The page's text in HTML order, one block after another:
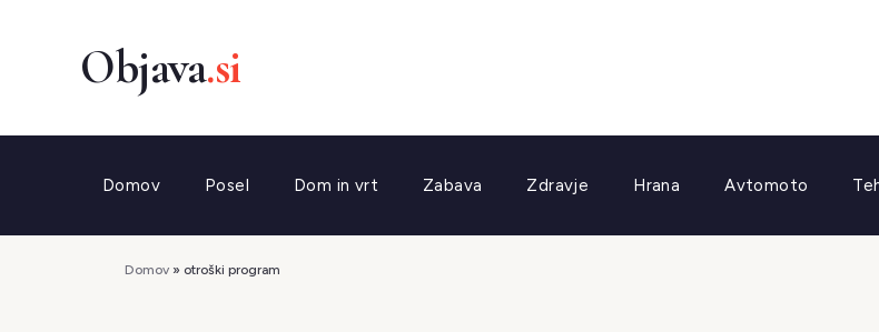
Domov Posel Dom in vrt Zabava Zdravje Hrana Avtomoto
Domov » otroški program